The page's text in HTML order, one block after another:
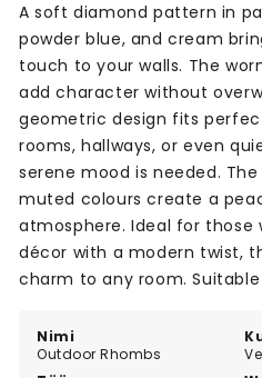
Nimi
Outdoor Rhombs
A soft diamond pattern in
powder blue, and cream
touch to your walls. The
add character without
geometric design fits
rooms, hallways, or even
serene mood is needed.
muted colours create a
atmosphere. Ideal for those
décor with a modern twist,
charm to any room.